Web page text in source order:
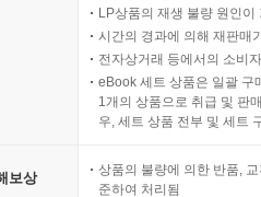
LP상품의 재생 불량 원인
시간의 경과에 의해 재판매
전자상거래 등에서의 소비
eBook 세트 상품은 일괄 구
1개의 상품으로 취급 및 판
우, 세트 상품 전부 및 세트
보상
상품의 불량에 의한 반품,
준하여 처리됨